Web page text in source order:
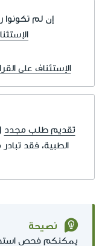
إن لم
الإستئناف على
تقديم طلب مجدد
الطبية، فقد
نصيحة
يمكنكم فحص